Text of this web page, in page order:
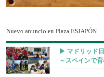
Nuevo anuncio en Plaza ESJAPÓN
▶︎ マドリッド
～スペインで